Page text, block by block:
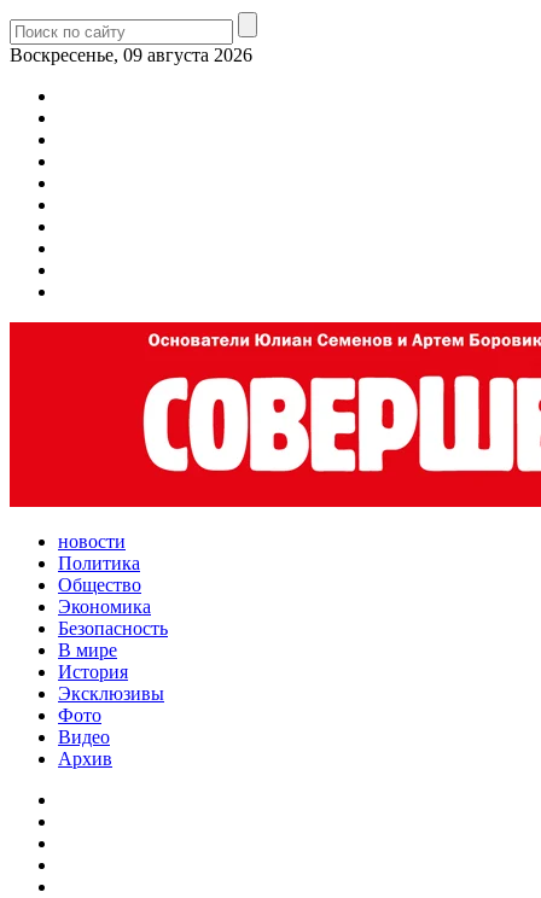
Воскресенье, 09 августа 2026
новости
Политика
Общество
Экономика
Безопасность
В мире
История
Эксклюзивы
Фото
Видео
Архив